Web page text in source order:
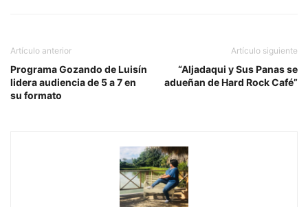
Artículo anterior
Programa Gozando de Luisín
lidera audiencia de 5 a 7 en
su formato
Artículo siguiente
“Aljadaqui y Sus Panas se
adueñan de Hard Rock Café”